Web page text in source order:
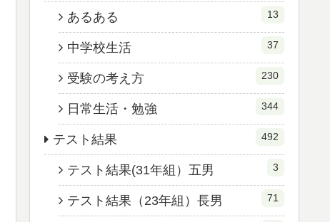
あるある 13
中学校生活 37
受験の考え方 230
日常生活・勉強 344
テスト結果 492
テスト結果(31年組）五男 3
テスト結果（23年組）長男 71